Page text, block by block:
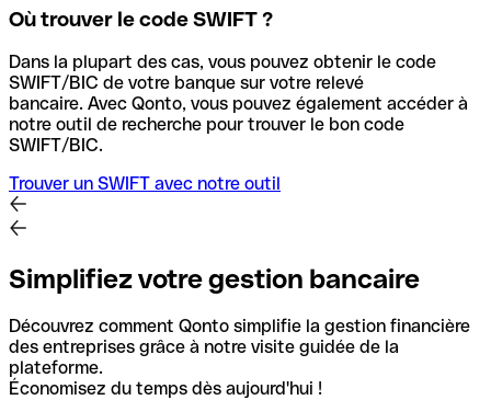
Où trouver le code SWIFT ?
Dans la plupart des cas, vous pouvez obtenir le code
SWIFT/BIC de votre banque sur votre relevé
bancaire. Avec Qonto, vous pouvez également accéder à
notre outil de recherche pour trouver le bon code
SWIFT/BIC.
Trouver un SWIFT avec notre outil
Simplifiez votre gestion bancaire
Découvrez comment Qonto simplifie la gestion financière
des entreprises grâce à notre visite guidée de la
plateforme.
Économisez du temps dès aujourd'hui !